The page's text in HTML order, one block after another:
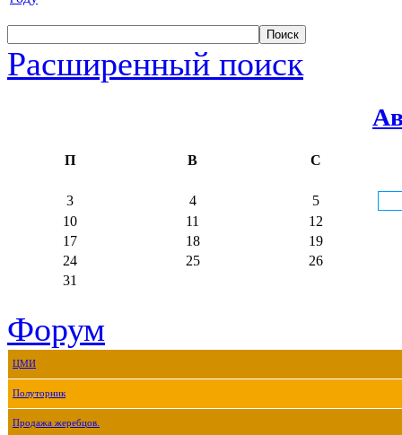
Расширенный поиск
П В С
3 4
5
10
11
12
17
18
19
24
25
26
31
Форум
ЦМИ
Полуторник
Продажа жеребцов.